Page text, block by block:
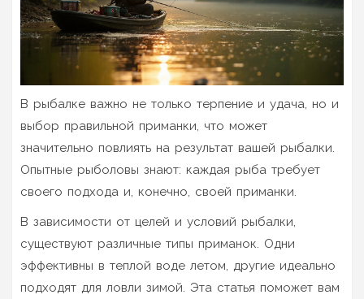
В рыбалке важно не только терпение и удача, но и
выбор правильной приманки, что может
значительно повлиять на результат вашей рыбалки.
Опытные рыболовы знают: каждая рыба требует
своего подхода и, конечно, своей приманки.
В зависимости от целей и условий рыбалки,
существуют различные типы приманок. Одни
эффективны в теплой воде летом, другие идеально
подходят для ловли зимой. Эта статья поможет вам